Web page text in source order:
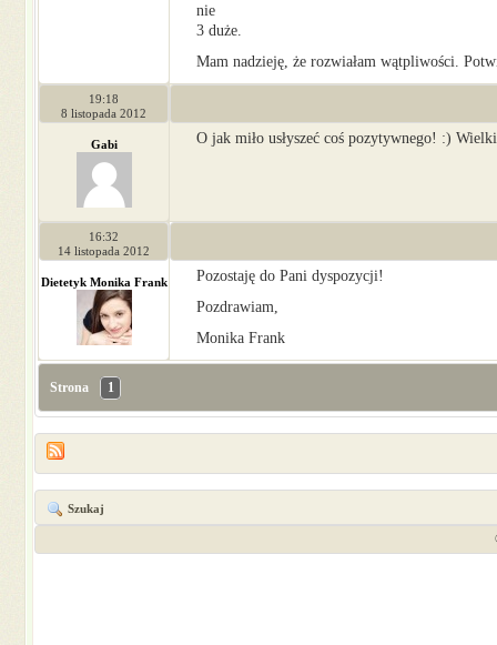
nie
3 duże.
Mam nadzieję, że rozwiałam wątpliwości.
19:18
8 listopada 2012
Gabi O jak miło usłyszeć coś pozytywnego! :)
16:32
14 listopada 2012
Dietetyk Monika Frank
Pozostaję do Pani dyspozycji!
Pozdrawiam,
Monika Frank
Strona 1
Szukaj